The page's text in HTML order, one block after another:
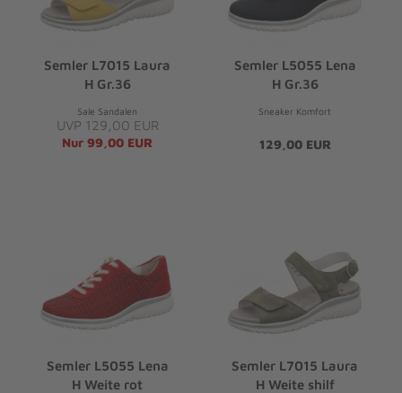
Semler L7015 Laura
H Gr.36
Sale Sandalen
UVP 129,00 EUR
Nur 99,00 EUR
Semler L5055 Lena
H Gr.36
Sneaker Komfort
129,00 EUR
Semler L5055 Lena
H Weite rot
Semler L7015 Laura
H Weite shilf